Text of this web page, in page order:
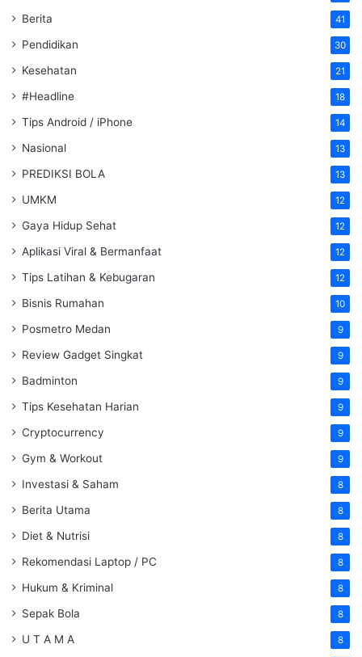
Berita 41
Pendidikan 30
Kesehatan 21
#Headline 18
Tips Android / iPhone 14
Nasional 13
PREDIKSI BOLA 13
UMKM 12
Gaya Hidup Sehat 12
Aplikasi Viral & Bermanfaat 12
Tips Latihan & Kebugaran 12
Bisnis Rumahan 10
Posmetro Medan 9
Review Gadget Singkat 9
Badminton 9
Tips Kesehatan Harian 9
Cryptocurrency 9
Gym & Workout 9
Investasi & Saham 8
Berita Utama 8
Diet & Nutrisi 8
Rekomendasi Laptop / PC 8
Hukum & Kriminal 8
Sepak Bola 8
U T A M A 8